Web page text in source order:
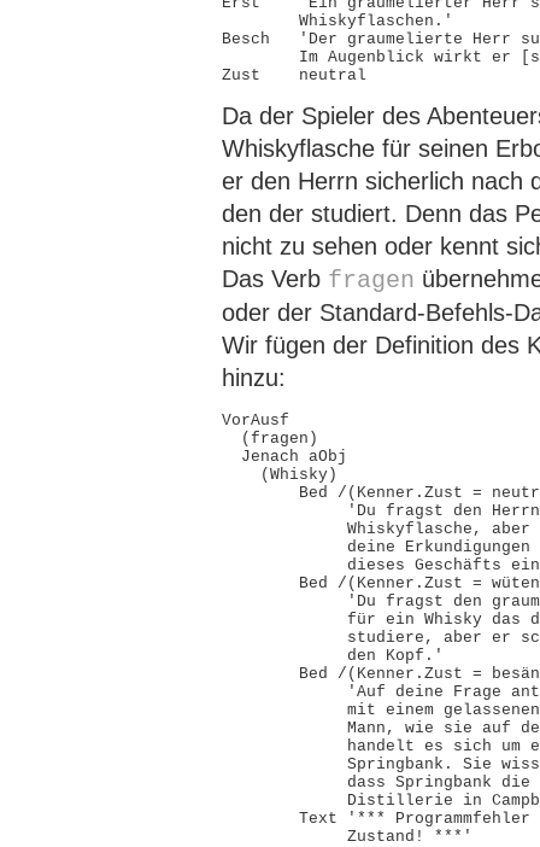
        Whiskyflaschen.'
Besch   'Der graumelierte Herr
Im Augenblick wirkt er
Da der Spieler des
Whiskyflasche für seinen
er den Herrn sicherlich nach
den der studiert. Denn das
nicht zu sehen oder kennt
Das Verb fragen
oder der Standard-Befehls-
Wir fügen der Definition des
hinzu:
VorAusf
  (fragen)
  Jenach aObj
    (Whisky)
Bed /(Kenner.Zust =
'Du fragst den
Whiskyflasche, aber
deine Erkundigungen
dieses Geschäfts
Bed /(Kenner.Zust =
'Du fragst den
für ein Whisky das
studiere, aber er
             den Kopf.'
Bed /(Kenner.Zust =
'Auf deine Frage
mit einem
Mann, wie sie auf
handelt es sich um
Springbank. Sie
dass Springbank die
Distillerie in
Text '*** Programmfehler
             Zustand! ***'